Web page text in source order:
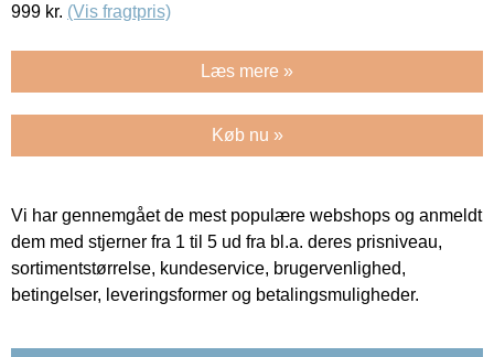
999 kr. (Vis fragtpris)
Læs mere »
Køb nu »
Vi har gennemgået de mest populære webshops og anmeldt
dem med stjerner fra 1 til 5 ud fra bl.a. deres prisniveau,
sortimentstørrelse, kundeservice, brugervenlighed,
betingelser, leveringsformer og betalingsmuligheder.